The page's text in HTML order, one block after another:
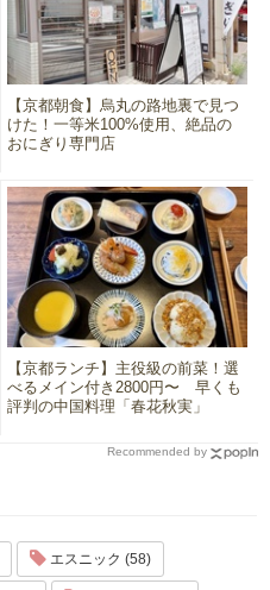
【京都朝食】烏丸の路地裏で見つ
けた！一等米100%使用、絶品の
おにぎり専門店
【京都ランチ】主役級の前菜！選
べるメイン付き2800円〜 早くも
評判の中国料理「春花秋実」
Recommended by
エスニック (58)